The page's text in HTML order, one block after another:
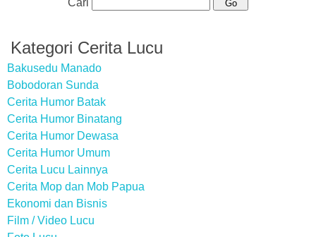
Cari
Kategori Cerita Lucu
Bakusedu Manado
Bobodoran Sunda
Cerita Humor Batak
Cerita Humor Binatang
Cerita Humor Dewasa
Cerita Humor Umum
Cerita Lucu Lainnya
Cerita Mop dan Mob Papua
Ekonomi dan Bisnis
Film / Video Lucu